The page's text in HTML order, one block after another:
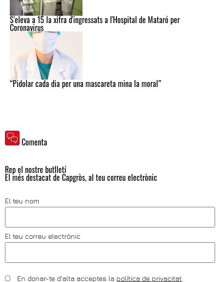
S'eleva a 15 la xifra d'ingressats a l'Hospital de Mataró per
Coronavirus
“Pidolar cada dia per una mascareta mina la moral”
Comenta
Rep el nostre butlletí
El més destacat de Capgròs, al teu correu electrònic
El teu nom
El teu correu electrònic
En donar-te d'alta acceptes la política de privacitat